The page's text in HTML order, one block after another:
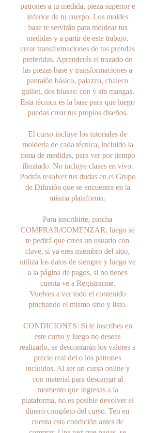
patrones a tu medida, pieza superior e
inferior de tu cuerpo. Los moldes
base te servirán para moldear tus
medidas y a partir de este trabajo,
crear transformaciones de tus prendas
preferidas. Aprenderás el trazado de
las piezas base y transformaciones a
pantalón básico, palazzo, chaleco
guillet, dos blusas: con y sin mangas.
Esta técnica es la base para que luego
puedas crear tus propios diseños.
El curso incluye los tutoriales de
moldería de cada técnica, incluido la
toma de medidas, para ver por tiempo
ilimitado. No incluye clases en vivo.
Podrás resolver tus dudas en el Grupo
de Difusión que se encuentra en la
misma plataforma.
Para inscribirte, pincha
COMPRAR/COMENZAR, luego se
te pedirá que crees un usuario con
clave, si ya eres miembro del sitio,
utiliza los datos de siempre y luego ve
a la página de pagos, si no tienes
cuenta ve a Registrarme.
Vuelves a ver todo el contenido
pinchando el mismo sitio y listo.
CONDICIONES: Si te inscribes en
este curso y luego no deseas
realizarlo, se descontarán los valores a
precio real del o los patrones
incluidos. Al ser un curso online y
con material para descargar al
momento que ingresas a la
plataforma, no es posible devolver el
dinero completo del curso. Ten en
cuenta esta condición antes de